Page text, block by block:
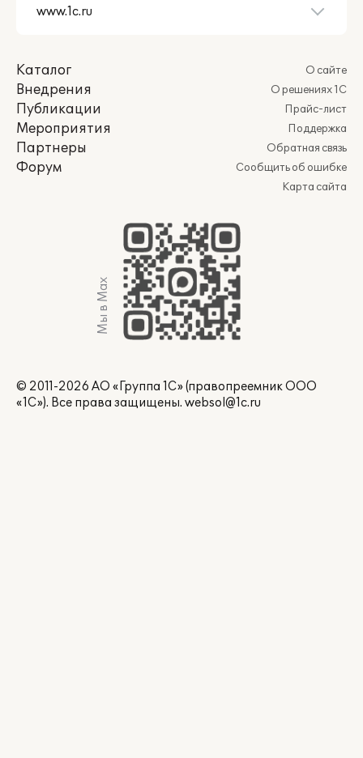
Каталог
Внедрения
Публикации
Мероприятия
Партнеры
Форум
О сайте
О решениях 1С
Прайс-лист
Поддержка
Обратная связь
Сообщить об ошибке
Карта сайта
Мы в Max
© 2011-2026 АО «Группа 1С» (правопреемник ООО
«1С»). Все права защищены. websol@1c.ru